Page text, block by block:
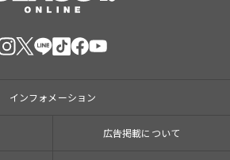
インフォメーション
広告掲載について